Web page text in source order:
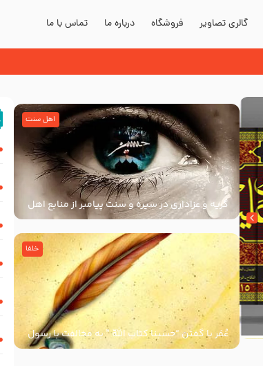
گالری تصاویر فروشگاه درباره ما تماس با ما
گریه و عزاداری در سیره و سنت پیامبر از منابع اهل
سنت
اهل سنت
عُمَر با گفتن “حسبنا كتاب اللّه ” به مخالفت با رسول
اللّه برخاست
خلفا